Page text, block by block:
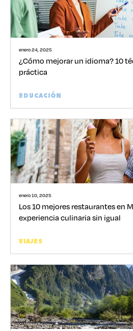
enero 24, 2025
¿Cómo mejorar un idioma? 10
práctica
EDUCACIÓN
enero 10, 2025
Los 10 mejores restaurantes en
experiencia culinaria sin igual
VIAJES